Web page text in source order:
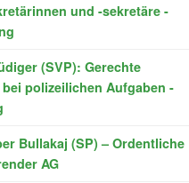
und -sekretäre -
(SVP): Gerechte
polizeilichen Aufgaben -
Bullakaj (SP) – Ordentliche
AG